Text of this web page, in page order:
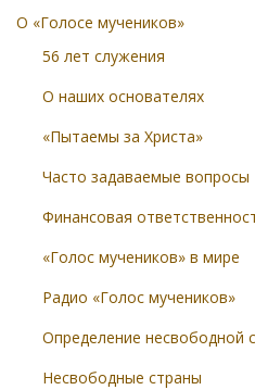
О «Голосе мучеников»
56 лет служения
О наших основателях
«Пытаемы за Христа»
Часто задаваемые вопросы
Финансовая
«Голос мучеников» в мире
Радио «Голос мучеников»
Определение несвободной
Несвободные страны